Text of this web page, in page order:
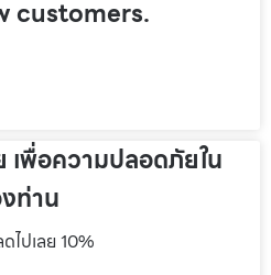
customers.
เพื่อความปลอดภัยใน
ท่าน
ไปเลย 10%